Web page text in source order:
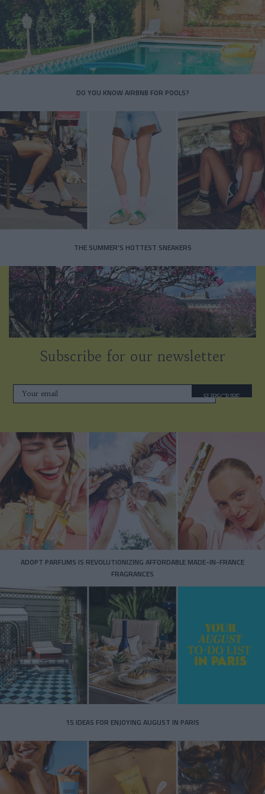
DO YOU KNOW AIRBNB FOR POOLS?
THE SUMMER’S HOTTEST SNEAKERS
Subscribe for our newsletter
SUBSCRIBE
ADOPT PARFUMS IS REVOLUTIONIZING AFFORDABLE MADE-IN-FRANCE
FRAGRANCES
15 IDEAS FOR ENJOYING AUGUST IN PARIS